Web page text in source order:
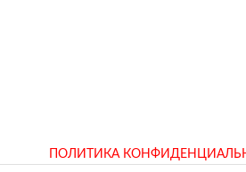
ПОЛИТИКА